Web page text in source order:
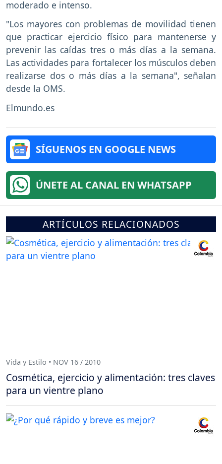
moderado e intenso.
"Los mayores con problemas de movilidad tienen
que practicar ejercicio físico para mantenerse y
prevenir las caídas tres o más días a la semana.
Las actividades para fortalecer los músculos deben
realizarse dos o más días a la semana", señalan
desde la OMS.
Elmundo.es
SÍGUENOS EN GOOGLE NEWS
ÚNETE AL CANAL EN WHATSAPP
ARTÍCULOS RELACIONADOS
Vida y Estilo • NOV 16 / 2010
Cosmética, ejercicio y alimentación: tres claves
para un vientre plano